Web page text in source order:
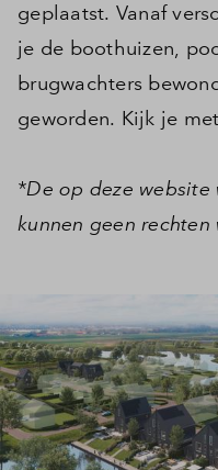
geplaatst. Vanaf
je de boothuizen,
brugwachters
geworden. Kijk je
*De op deze website
kunnen geen